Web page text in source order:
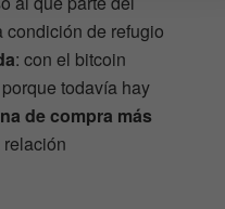
condición de refugio
: con el bitcoin
todavía hay
de compra más